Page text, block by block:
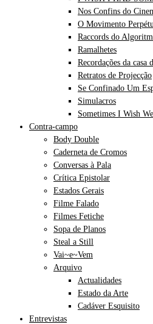
Nos Confins do
O Movimento
Raccords do
Ramalhetes
Recordações da casa
Retratos de Projecção
Se Confinado Um
Simulacros
Sometimes I Wish
Contra-campo
Body Double
Caderneta de Cromos
Conversas à Pala
Crítica Epistolar
Estados Gerais
Filme Falado
Filmes Fetiche
Sopa de Planos
Steal a Still
Vai~e~Vem
Arquivo
Actualidades
Estado da Arte
Cadáver Esquisito
Entrevistas